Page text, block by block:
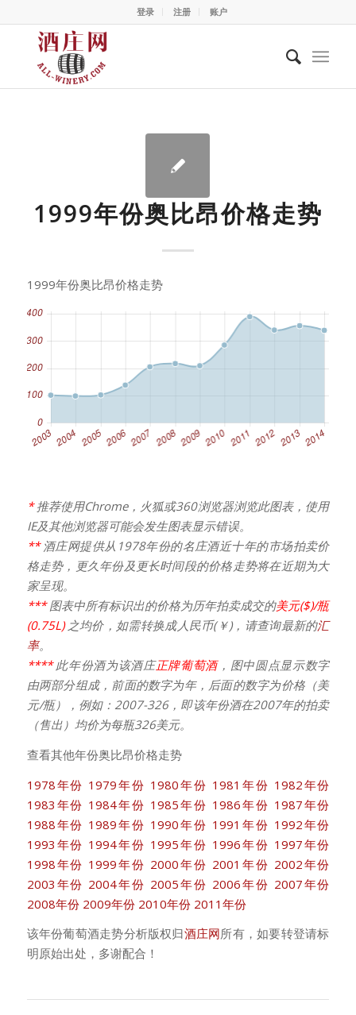
登录 注册 账户
1999年份奥比昂价格走势
1999年份奥比昂价格走势
*推荐使用Chrome，火狐或360浏览器浏览此图表，使用
IE及其他浏览器可能会发生图表显示错误。
** 酒庄网提供从1978年份的名庄酒近十年的市场拍卖价
格走势，更久年份及更长时间段的价格走势将在近期为大
家呈现。
***图表中所有标识出的价格为历年拍卖成交的美元($)/瓶
(0.75L)之均价，如需转换成人民币(￥)，请查询最新的汇
率。
****此年份酒为该酒庄正牌葡萄酒，图中圆点显示数字
由两部分组成，前面的数字为年，后面的数字为价格（美
元/瓶），例如：2007-326，即该年份酒在2007年的拍卖
（售出）均价为每瓶326美元。
查看其他年份奥比昂价格走势
1978年份 1979年份 1980年份 1981年份 1982年份
1983年份 1984年份 1985年份 1986年份 1987年份
1988年份 1989年份 1990年份 1991年份 1992年份
1993年份 1994年份 1995年份 1996年份 1997年份
1998年份 1999年份 2000年份 2001年份 2002年份
2003年份 2004年份 2005年份 2006年份 2007年份
2008年份 2009年份 2010年份 2011年份
该年份葡萄酒走势分析版权归酒庄网所有，如要转登请标
明原始出处，多谢配合！